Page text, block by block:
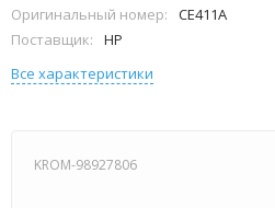
Оригинальный номер:
CE411A
Поставщик:
HP
Все характеристики
KROM-98927806